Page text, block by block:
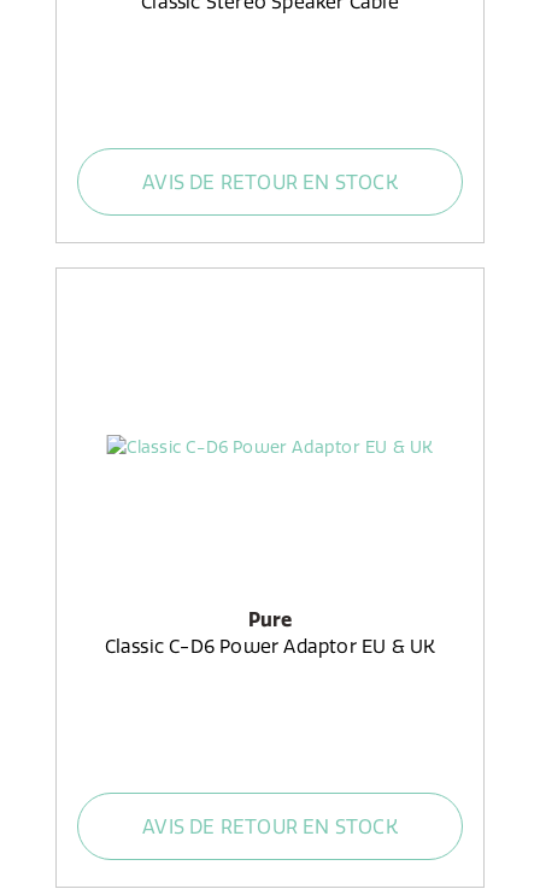
AVIS DE RETOUR EN STOCK
Pure
Classic C-D6 Power Adaptor EU & UK
AVIS DE RETOUR EN STOCK